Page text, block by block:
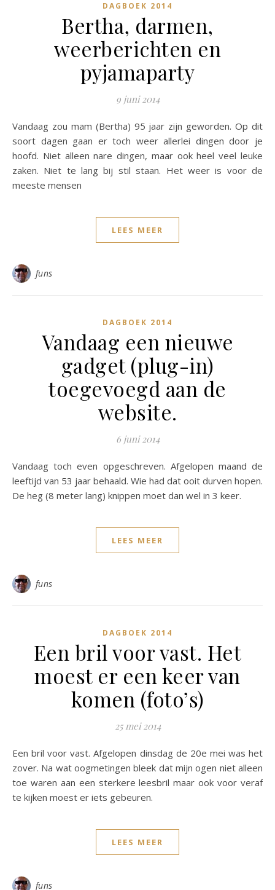
DAGBOEK 2014
Bertha, darmen,
weerberichten en
pyjamaparty
9 juni 2014
Vandaag zou mam (Bertha) 95 jaar zijn geworden. Op dit
soort dagen gaan er toch weer allerlei dingen door je
hoofd. Niet alleen nare dingen, maar ook heel veel leuke
zaken. Niet te lang bij stil staan. Het weer is voor de
meeste mensen
LEES MEER
funs
DAGBOEK 2014
Vandaag een nieuwe
gadget (plug-in)
toegevoegd aan de
website.
6 juni 2014
Vandaag toch even opgeschreven. Afgelopen maand de
leeftijd van 53 jaar behaald. Wie had dat ooit durven hopen.
De heg (8 meter lang) knippen moet dan wel in 3 keer.
LEES MEER
funs
DAGBOEK 2014
Een bril voor vast. Het
moest er een keer van
komen (foto’s)
25 mei 2014
Een bril voor vast. Afgelopen dinsdag de 20e mei was het
zover. Na wat oogmetingen bleek dat mijn ogen niet alleen
toe waren aan een sterkere leesbril maar ook voor veraf
te kijken moest er iets gebeuren.
LEES MEER
funs